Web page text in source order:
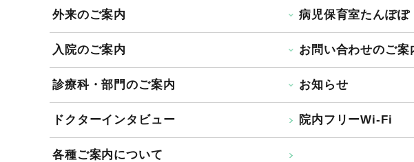
外来のご案内
入院のご案内
診療科・部門のご案内
ドクターインタビュー
各種ご案内について
病児保育室たんぽぽ
お問い合わせのご案
お知らせ
院内フリーWi-Fi